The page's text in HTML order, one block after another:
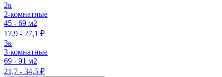
2к
2-комнатные
45 - 69 м2
17,9 - 27,1 ₽
3к
3-комнатные
69 - 91 м2
21,7 - 34,5 ₽